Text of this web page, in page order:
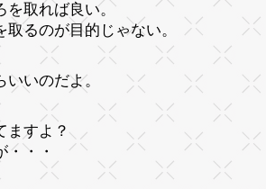
を取れば良い。
るのが目的じゃない。
いのだよ。
ますよ？
・・